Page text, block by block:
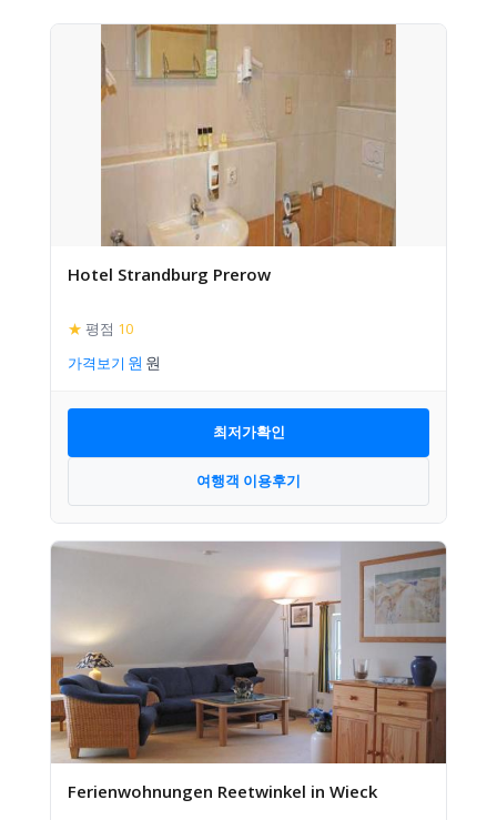
Hotel Strandburg Prerow
★ 평점 10
가격보기
최저가확인
여행객 이용후기
Ferienwohnungen Reetwinkel in Wieck